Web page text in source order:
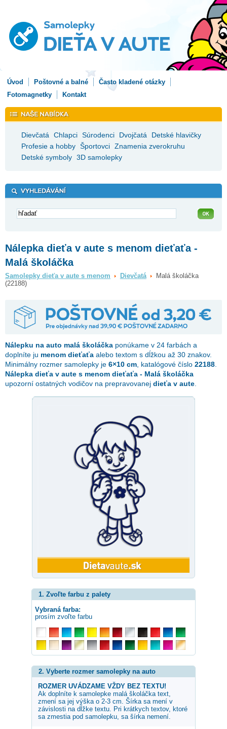
Úvod Poštovné a balné
Často kladené otázky
Fotomagnetky
Kontakt
Dievčatá Chlapci Súrodenci Dvojčatá
Detské hlavičky
Profesie a hobby Športovci Znamenia zverokruhu
Detské symboly 3D samolepky
Nálepka dieťa v aute s menom dieťaťa -
Malá školáčka
Samolepky dieťa v aute s menom Dievčatá
Malá školáčka
(22188)
Nálepku na auto malá školáčka ponúkame v 24 farbách a
doplníte ju menom dieťaťa alebo textom s dĺžkou až 30 znakov.
Minimálny rozmer samolepky je 6×10 cm , katalógové číslo 22188
Nálepka dieťa v aute s menom dieťaťa - Malá školáčka
upozorní ostatných vodičov na prepravovanej dieťa v aute
1. Zvoľte farbu z palety
Vybraná farba:
prosím zvoľte farbu
2. Vyberte rozmer samolepky na auto
ROZMER UVÁDZAME VŽDY BEZ TEXTU!
Ak doplníte k samolepke malá školáčkatext,
zmení sa jej výška o 2-3 cm. Šírka sa mení v
závislosti na dĺžke textu. Pri krátkych textov, ktoré
sa zmestia pod samolepku, sa šírka nemení.